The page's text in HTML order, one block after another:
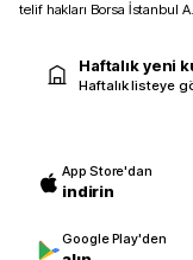
telif hakları Borsa İstanbul
Haftalık yeni
Haftalık listeye
App Store'dan
indirin
Google Play'den